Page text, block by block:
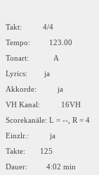
Takt: 4/4
Tempo: 123.00
Tonart: A
Lyrics: ja
Akkorde: ja
VH Kanal: 16VH
Scorekanäle: L = --, R = 4
Einzlr.: ja
Takte: 125
Dauer: 4:02 min